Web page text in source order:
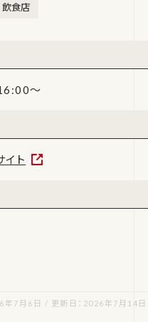
飲食店
〜
ト
年7月6日 / 更新日：2026年7月14日